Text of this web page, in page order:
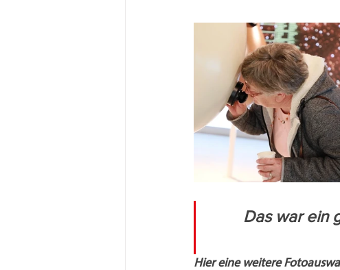
Das war ein
Hier eine weitere